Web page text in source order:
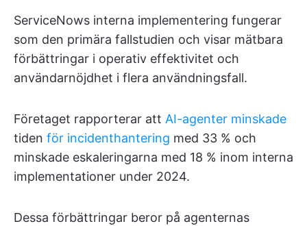
ServiceNows interna implementering fungerar
som den primära fallstudien och visar mätbara
förbättringar i operativ effektivitet och
användarnöjdhet i flera användningsfall.
Företaget rapporterar att AI-agenter minskade
tiden för incidenthantering med 33 % och
minskade eskaleringarna med 18 % inom interna
implementationer under 2024.
Dessa förbättringar beror på agenternas